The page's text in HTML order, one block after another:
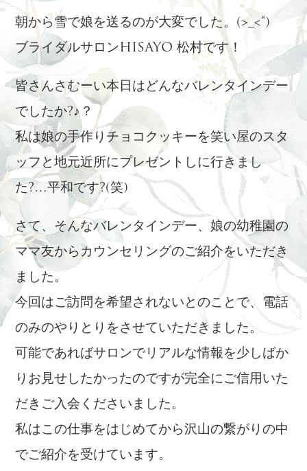
朝から雪で娘を送るのが大変でした。(>_<“)
ブライダルサロンHISAYO 松村です！
皆さんさむーい本日はどんなバレンタインデー
でしたか?♪？
私は娘の手作りチョコクッキーを笑い屋のスタ
ッフと地元近所にプレゼントしに行きまし
た?…平和です?(笑)
さて、そんなバレンタインデー、娘の幼稚園の
ママ友からカウンセリングのご紹介をいただき
ました。
今回はご訪問を希望されないとのことで、電話
のみのやりとりをさせていただきました。
可能であればサロンでリアルな情報を少しばか
りお見せしたかったのですが完全にご信用いた
だきご入会くださいました。
私はこの仕事をはじめてから沢山の繋がりの中
でご紹介を受けています。